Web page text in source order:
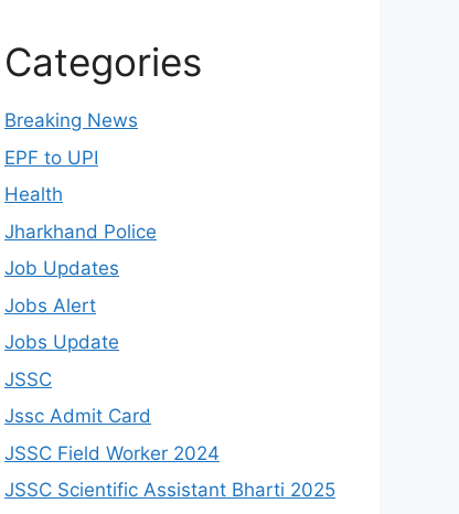
Categories
Breaking News
EPF to UPI
Health
Jharkhand Police
Job Updates
Jobs Alert
Jobs Update
JSSC
Jssc Admit Card
JSSC Field Worker 2024
JSSC Scientific Assistant Bharti 2025